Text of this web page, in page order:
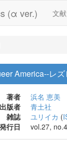
(α ver.) 文
America--レ
著者
浜名 恵美
出版者
青土社
雑誌
ユリイカ (
行日
vol.27,